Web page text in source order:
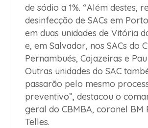
de sódio a 1%. “Além destes,
desinfecção de SACs em
em duas unidades de Vitória
e, em Salvador, nos SACs do
Pernambués, Cajazeiras e
Outras unidades do SAC
passarão pelo mesmo
preventivo”, destacou o
geral do CBMBA, coronel BM
Telles.